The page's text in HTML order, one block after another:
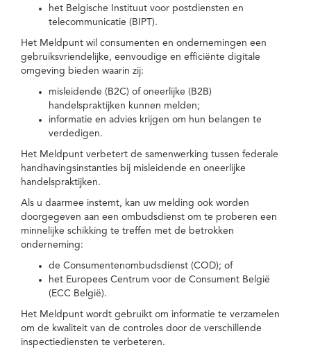
het Belgische Instituut voor postdiensten en
telecommunicatie (BIPT).
Het Meldpunt wil consumenten en ondernemingen een
gebruiksvriendelijke, eenvoudige en efficiënte digitale
omgeving bieden waarin zij:
misleidende (B2C) of oneerlijke (B2B)
handelspraktijken kunnen melden;
informatie en advies krijgen om hun belangen te
verdedigen.
Het Meldpunt verbetert de samenwerking tussen federale
handhavingsinstanties bij misleidende en oneerlijke
handelspraktijken.
Als u daarmee instemt, kan uw melding ook worden
doorgegeven aan een ombudsdienst om te proberen een
minnelijke schikking te treffen met de betrokken
onderneming:
de Consumentenombudsdienst (COD); of
het Europees Centrum voor de Consument België
(ECC België).
Het Meldpunt wordt gebruikt om informatie te verzamelen
om de kwaliteit van de controles door de verschillende
inspectiediensten te verbeteren.